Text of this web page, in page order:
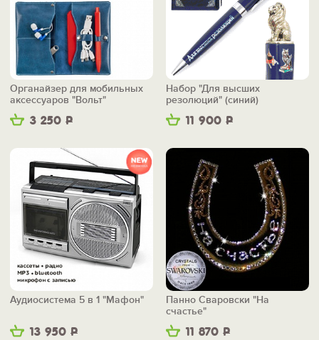
3 250 Р
Органайзер для мобильных
аксессуаров "Вольт"
11 900 Р
Набор "Для высших
резолюций" (синий)
13 950 Р
Аудиосистема 5 в 1 "Мафон"
11 870 Р
Панно Сваровски "На
счастье"